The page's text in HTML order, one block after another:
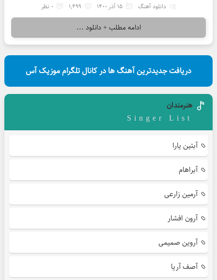
دانلود آهنگ 15 آذر 1400 1,499 0 نظر
ادامه مطلب + دانلود ...
دریافت جدیدترین آهنگ ها در کانال تلگرام موزیک آس
هنرمندان
Singer List
آبتین یارا
آبراهام
آرمین زارعی
آرون افشار
آروین صمیمی
آصف آریا